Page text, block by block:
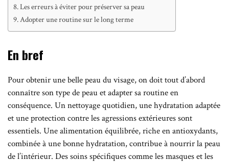
Les erreurs à éviter pour préserver sa peau
Adopter une routine sur le long terme
En bref
Pour obtenir une belle peau du visage, on doit tout d’abord
connaître son type de peau et adapter sa routine en
conséquence. Un nettoyage quotidien, une hydratation adaptée
et une protection contre les agressions extérieures sont
essentiels. Une alimentation équilibrée, riche en antioxydants,
combinée à une bonne hydratation, contribue à nourrir la peau
de l’intérieur. Des soins spécifiques comme les masques et les